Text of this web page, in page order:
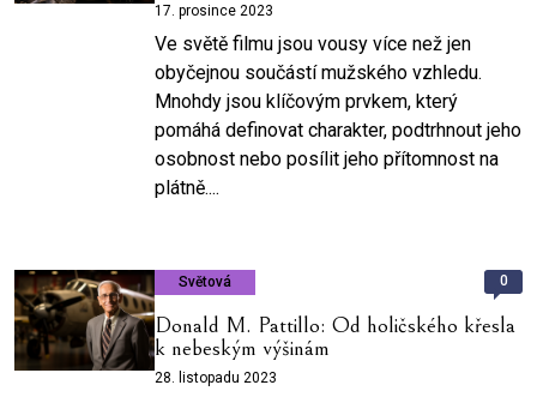
17. prosince 2023
Ve světě filmu jsou vousy více než jen
obyčejnou součástí mužského vzhledu.
Mnohdy jsou klíčovým prvkem, který
pomáhá definovat charakter, podtrhnout jeho
osobnost nebo posílit jeho přítomnost na
plátně....
Světová 0
Donald M. Pattillo: Od holičského křesla
k nebeským výšinám
28. listopadu 2023